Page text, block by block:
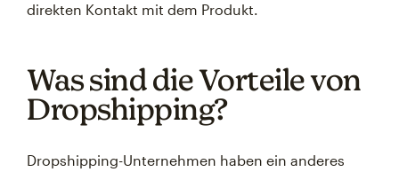
direkten Kontakt mit dem Produkt.
Was sind die Vorteile von
Dropshipping?
Dropshipping-Unternehmen haben ein anderes